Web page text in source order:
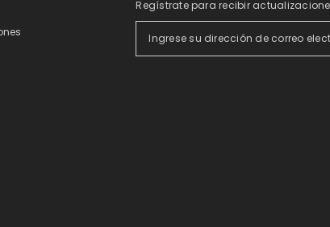
Regístrate para recibir